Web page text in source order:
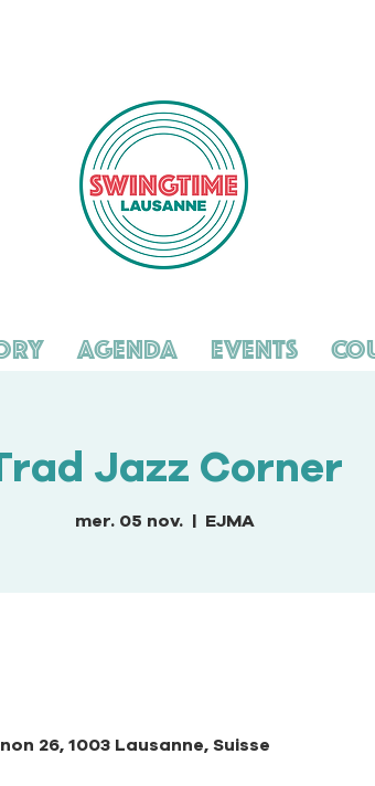
Agenda Events
Jazz Corner
mer. 05 nov.
  |
EJMA
26, 1003 Lausanne, Suisse